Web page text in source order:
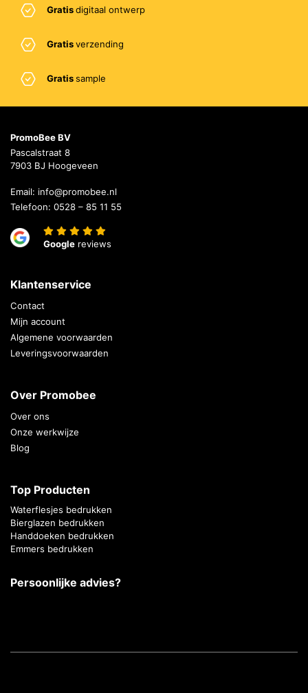
Gratisdigitaal ontwerp
Gratisverzending
Gratissample
PromoBee BV
Pascalstraat 8
7903 BJ Hoogeveen
Email: info@promobee.nl
Telefoon: 0528 – 85 11 55
Google reviews
Klantenservice
Contact
Mijn account
Algemene voorwaarden
Leveringsvoorwaarden
Over Promobee
Over ons
Onze werkwijze
Blog
Top Producten
Waterflesjes bedrukken
Bierglazen bedrukken
Handdoeken bedrukken
Emmers bedrukken
Persoonlijke advies?